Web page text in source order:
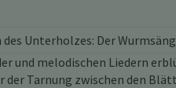
Unterholzes: Der
und melodischen Liedern
Tarnung zwischen den